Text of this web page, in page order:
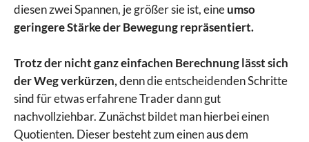
diesen zwei Spannen, je größer sie ist, eineumso
geringere Stärke der Bewegung repräsentiert.
Trotz der nicht ganz einfachen Berechnung lässt sich
der Weg verkürzen,denn die entscheidenden Schritte
sind für etwas erfahrene Trader dann gut
nachvollziehbar. Zunächst bildet man hierbei einen
Quotienten. Dieser besteht zum einen aus dem